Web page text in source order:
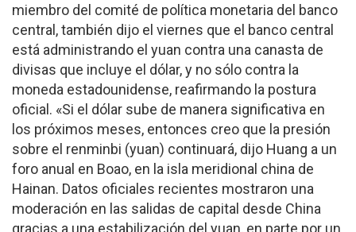
miembro del comité de política monetaria del banco
central, también dijo el viernes que el banco central
está administrando el yuan contra una canasta de
divisas que incluye el dólar, y no sólo contra la
moneda estadounidense, reafirmando la postura
oficial. «Si el dólar sube de manera significativa en
los próximos meses, entonces creo que la presión
sobre el renminbi (yuan) continuará, dijo Huang a un
foro anual en Boao, en la isla meridional china de
Hainan. Datos oficiales recientes mostraron una
moderación en las salidas de capital desde China